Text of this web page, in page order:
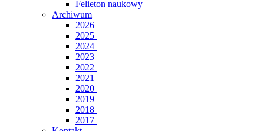
Felieton naukowy
Archiwum
2026
2025
2024
2023
2022
2021
2020
2019
2018
2017